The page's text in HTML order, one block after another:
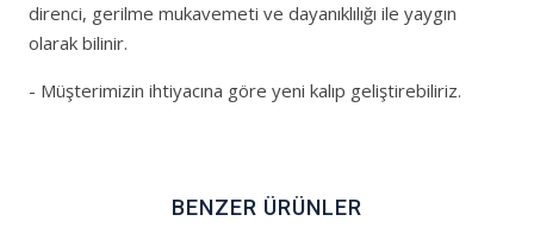
direnci, gerilme mukavemeti ve dayanıklılığı ile yaygın
olarak bilinir.
- Müşterimizin ihtiyacına göre yeni kalıp geliştirebiliriz.
BENZER ÜRÜNLER